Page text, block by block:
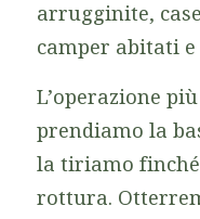
arrugginite,
camper abitati
L’operazione
prendiamo la
la tiriamo
rottura.